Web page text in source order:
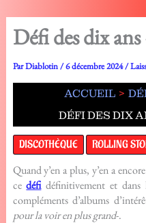
Défi des dix
ParDiablotin/6 décembre 2024/
ACCUEIL
DÉFI DES DIX
DISCOTHÈQUE ROLLING
Quand y’en a plus, y’en a
cedéfidéfinitivement et dans
compléments d’albums
pour la voir en plus grand-.